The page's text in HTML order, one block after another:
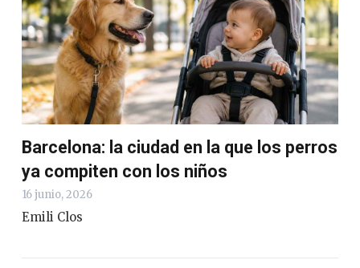
Barcelona: la ciudad en la que los perros
ya compiten con los niños
16 junio, 2026
Emili Clos